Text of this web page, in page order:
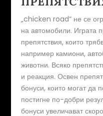
„chicken road“ не се
на автомобили. Играта
препятствия, които
например камиони,
животни. Всяко
и реакция. Освен
бонуси, които могат да
постигне по-добри
бонуси увеличават